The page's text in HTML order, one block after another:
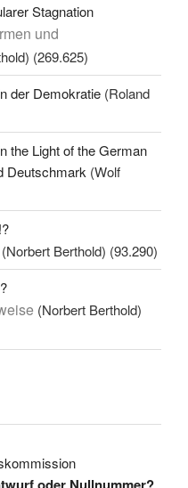
Stagnation
und
(269.625)
der Demokratie (Roland
the Light of the German
Deutschmark (Wolf
(Norbert Berthold) (93.290)
(Norbert Berthold)